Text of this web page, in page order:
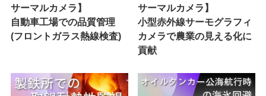
サーマルカメラ】
自動車工場での品質管理
(フロントガラス熱線検査)
サーマルカメラ】
小型赤外線サーモグラフィ
カメラで農業の見える化に
貢献